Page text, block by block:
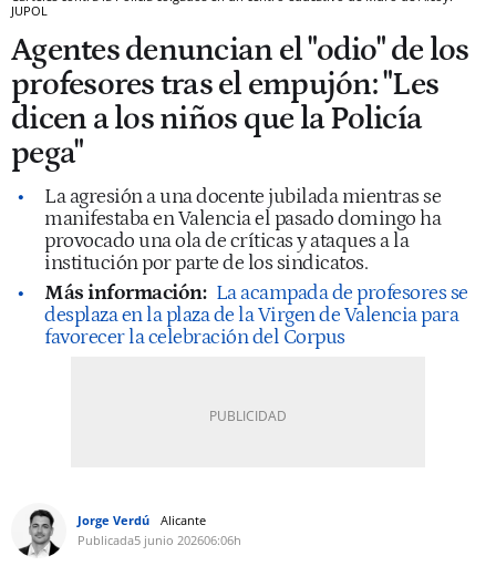
JUPOL
Agentes denuncian el "odio" de los
profesores tras el empujón: "Les
dicen a los niños que la Policía
pega"
La agresión a una docente jubilada mientras se
manifestaba en Valencia el pasado domingo ha
provocado una ola de críticas y ataques a la
institución por parte de los sindicatos.
Más información: La acampada de profesores se
desplaza en la plaza de la Virgen de Valencia para
favorecer la celebración del Corpus
Jorge Verdú
Alicante
Publicada5 junio 202606:06h